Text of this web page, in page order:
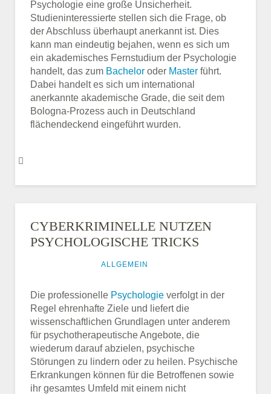
Psychologie eine große Unsicherheit.
Studieninteressierte stellen sich die Frage, ob
der Abschluss überhaupt anerkannt ist. Dies
kann man eindeutig bejahen, wenn es sich um
ein akademisches Fernstudium der Psychologie
handelt, das zum Bachelor oder Master führt.
Dabei handelt es sich um international
anerkannte akademische Grade, die seit dem
Bologna-Prozess auch in Deutschland
flächendeckend eingeführt wurden.
CYBERKRIMINELLE NUTZEN
PSYCHOLOGISCHE TRICKS
ALLGEMEIN
Die professionelle Psychologie verfolgt in der
Regel ehrenhafte Ziele und liefert die
wissenschaftlichen Grundlagen unter anderem
für psychotherapeutische Angebote, die
wiederum darauf abzielen, psychische
Störungen zu lindern oder zu heilen. Psychische
Erkrankungen können für die Betroffenen sowie
ihr gesamtes Umfeld mit einem nicht